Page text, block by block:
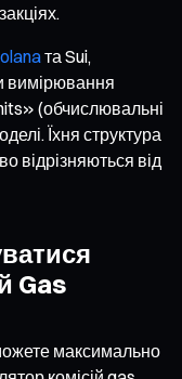
та Sui,
вимірювання
(обчислювальні
Їхня структура
відрізняються від
Gas
максимально